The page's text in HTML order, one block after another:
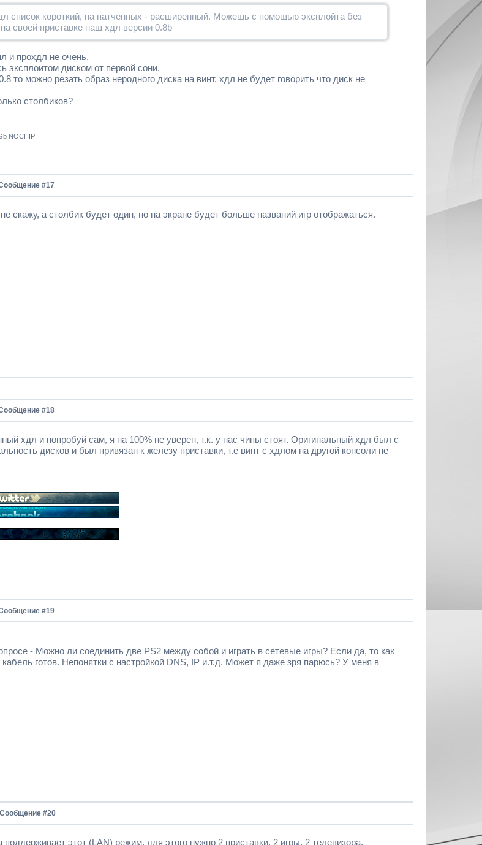
список короткий, на патченных - расширенный. Можешь с помощью эксплойта без
своей приставке наш хдл версии 0.8b
и прохдл не очень,
эксплоитом диском от первой сони,
то можно резать образ неродного диска на винт, хдл не будет говорить что диск не
столбиков?
NOCHIP
#17
скажу, а столбик будет один, но на экране будет больше названий игр отображаться.
#18
хдл и попробуй сам, я на 100% не уверен, т.к. у нас чипы стоят. Оригинальный хдл был с
дисков и был привязан к железу приставки, т.е винт с хдлом на другой консоли не
#19
- Можно ли соединить две PS2 между собой и играть в сетевые игры? Если да, то как
готов. Непонятки с настройкой DNS, IP и.т.д. Может я даже зря парюсь? У меня в
#20
этот (LAN) режим, для этого нужно 2 приставки, 2 игры, 2 телевизора.